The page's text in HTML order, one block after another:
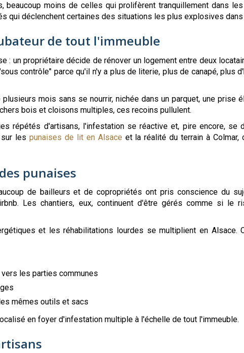
moins de celles qui prolifèrent tranquillement dans
qui déclenchent certaines des situations les plus explosives
de tout l'immeuble
: un propriétaire décide de rénover un logement entre deux
contrôle" parce qu'il n'y a plus de literie, plus de canapé, plus
mois sans se nourrir, nichée dans un parquet, une prise
bois et cloisons multiples, ces recoins pullulent.
répétés d'artisans, l'infestation se réactive et, pire encore, se
sur lespunaises de lit en Alsace et la réalité du terrain à Colmar,
punaises
de bailleurs et de copropriétés ont pris conscience du
Les chantiers, eux, continuent d'être gérés comme si le
et les réhabilitations lourdes se multiplient en Alsace.
les parties communes
mêmes outils et sacs
en foyer d'infestation multiple à l'échelle de tout l'immeuble.